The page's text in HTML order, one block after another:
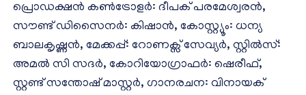
പ്രൊഡക്ഷൻ കൺട്രോളർ: ദീപക് പരമേശ്വരൻ,
സൗണ്ട് ഡിസൈനർ: കിഷാൻ, കോസ്റ്റ്യൂം: ധന്യ
ബാലകൃഷ്ണൻ, മേക്കപ്പ്: റോണക്സ് സേവ്യർ, സ്റ്റിൽസ്:
അമൽ സി സദർ, കോറിയോഗ്രാഫർ: ഷെരീഫ്,
സ്റ്റണ്ട് സന്തോഷ് മാസ്റ്റർ, ഗാനരചന: വിനായക്